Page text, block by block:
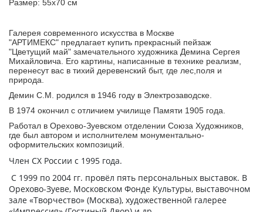
Размер: 55х70 см
Галерея современного искусства в Москве
"АРТИМЕКС" предлагает купить прекрасный пейзаж
"Цветущий май" замечательного художника Демина Сергея
Михайловича. Его картины, написанные в технике реализм,
перенесут вас в тихий деревенский быт, где лес,поля и
природа.
Демин С.М. родился в 1946 году в Электрозаводске.
В 1974 окончил с отличием училище Памяти 1905 года.
Работал в Орехово-Зуевском отделении Союза Художников,
где был автором и исполнителем монументально-
оформительских композиций.
Член СХ России с 1995 года.
С 1999 по 2004 гг. провёл пять персональных выставок. В
Орехово-Зуеве, Московском Фонде Культуры, выставочном
зале «Творчество» (Москва), художественной галерее